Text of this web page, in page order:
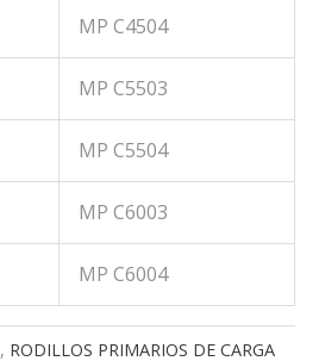
MP C4504
MP C5503
MP C5504
MP C6003
MP C6004
, RODILLOS PRIMARIOS DE CARGA